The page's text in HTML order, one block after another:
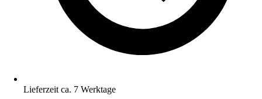
Lieferzeit ca. 7 Werktage